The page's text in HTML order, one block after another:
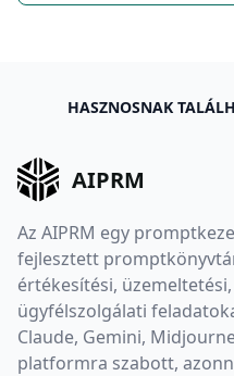
HASZNOSNAK
AIPRM
Az AIPRM egy
fejlesztett
értékesítési,
ügyfélszolgálati
Claude, Gemini,
platformra szabott,